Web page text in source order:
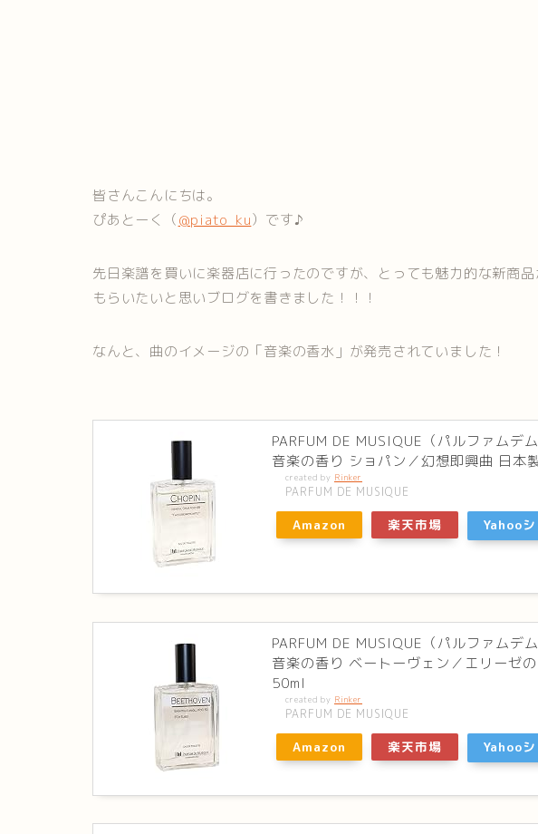
皆さんこんにちは。
ぴあとーく（@piato_ku）です♪
先日楽譜を買いに楽器店に行ったのですが、とっても魅力的な新商
もらいたいと思いブログを書きました！！！
なんと、曲のイメージの「音楽の香水」が発売されていました！
PARFUM DE MUSIQUE（パルファムデ
音楽の香り ショパン／幻想即興曲 日本
created by Rinker
PARFUM DE MUSIQUE
Amazon 楽天市場 Yahoo
PARFUM DE MUSIQUE（パルファムデ
音楽の香り ベートーヴェン／エリーゼ
50ml
created by Rinker
PARFUM DE MUSIQUE
Amazon 楽天市場 Yahoo